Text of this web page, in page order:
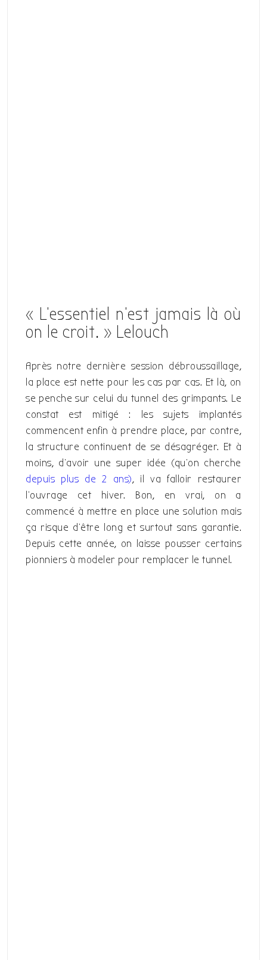
« L’essentiel n’est jamais là où
on le croit. » Lelouch
Après notre dernière session débroussaillage,
la place est nette pour les cas par cas. Et là, on
se penche sur celui du tunnel des grimpants. Le
constat est mitigé : les sujets implantés
commencent enfin à prendre place, par contre,
la structure continuent de se désagréger. Et à
moins, d’avoir une super idée (qu’on cherche
depuis plus de 2 ans), il va falloir restaurer
l’ouvrage cet hiver. Bon, en vrai, on a
commencé à mettre en place une solution mais
ça risque d’être long et surtout sans garantie.
Depuis cette année, on laisse pousser certains
pionniers à modeler pour remplacer le tunnel.